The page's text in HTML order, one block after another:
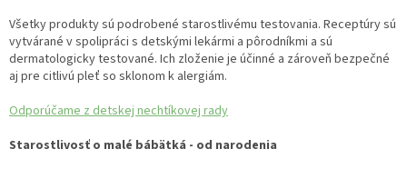
Všetky produkty sú podrobené starostlivému testovania. Receptúry sú
vytvárané v spolipráci s detskými lekármi a pôrodníkmi a sú
dermatologicky testované. Ich zloženie je účinné a zároveň bezpečné
aj pre citlivú pleť so sklonom k alergiám.
Odporúčame z detskej nechtíkovej rady
Starostlivosť o malé bábätká - od narodenia